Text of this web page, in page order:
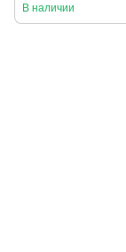
В наличии